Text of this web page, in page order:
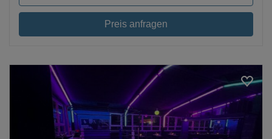
Preis anfragen